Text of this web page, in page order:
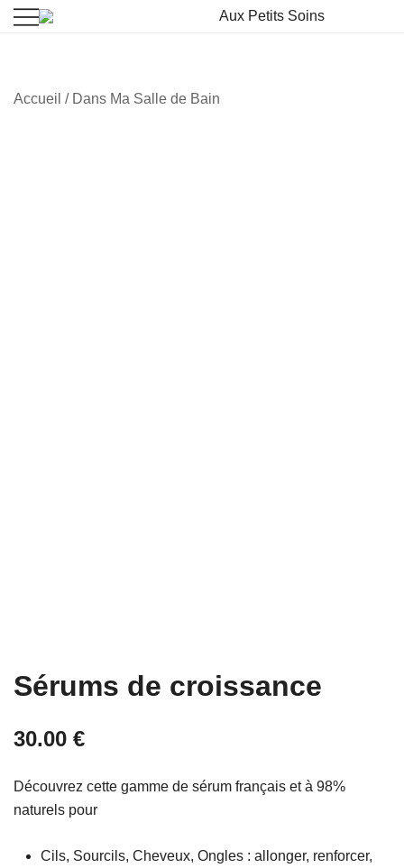
Accueil / Dans Ma Salle de Bain
Sérums de croissance
30.00 €
Découvrez cette gamme de sérum français et à 98%
naturels pour
Cils, Sourcils, Cheveux, Ongles : allonger, renforcer,